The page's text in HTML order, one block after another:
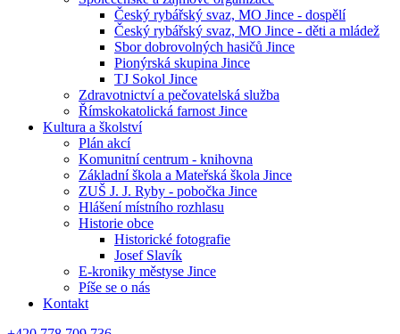
Český rybářský svaz, MO Jince - dospělí
Český rybářský svaz, MO Jince - děti a mládež
Sbor dobrovolných hasičů Jince
Pionýrská skupina Jince
TJ Sokol Jince
Zdravotnictví a pečovatelská služba
Římskokatolická farnost Jince
Kultura a školství
Plán akcí
Komunitní centrum - knihovna
Základní škola a Mateřská škola Jince
ZUŠ J. J. Ryby - pobočka Jince
Hlášení místního rozhlasu
Historie obce
Historické fotografie
Josef Slavík
E-kroniky městyse Jince
Píše se o nás
Kontakt